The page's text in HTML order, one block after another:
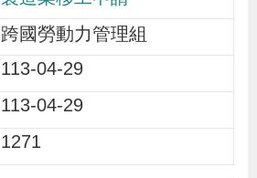
跨國勞動力管理組
113-04-29
113-04-29
1271